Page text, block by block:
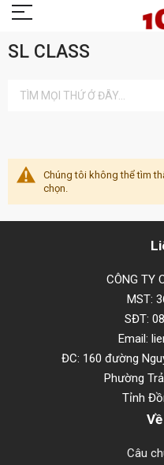
SL CLASS
Chúng tôi không thể tìm
chọn.
CÔNG TY
MST:
SĐT:
Email:
ĐC: 160 đường
Phường
Tỉnh
Câu